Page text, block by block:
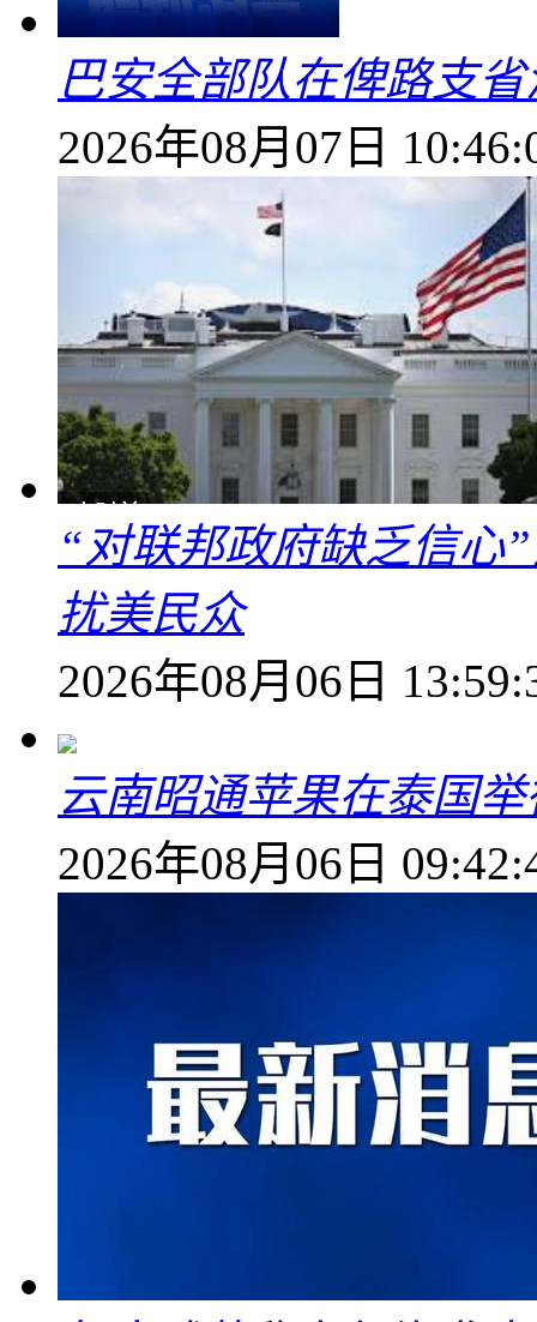
巴安全部队在俾路支
2026年08月07日
“对联邦政府缺乏信心
扰美民众
2026年08月06日
云南昭通苹果在泰国
2026年08月06日